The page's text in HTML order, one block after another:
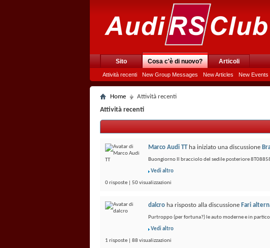
Sito Cosa c'è di nuovo?
Attività recenti New Group Messages New Articles New Events
Articoli
Home Attività recenti
Attività recenti
Marco Audi TTha iniziato una discussione
Buongiorno Il bracciolo del sedile posteriore
Vedi altro
0 risposte | 50 visualizzazioni
dalcro ha risposto alla discussione Fari
Purtroppo (per fortuna?) le auto moderne e in
Vedi altro
1 risposte | 88 visualizzazioni